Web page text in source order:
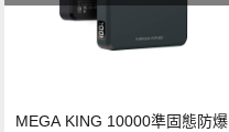
MEGA KING 10000準固態防爆